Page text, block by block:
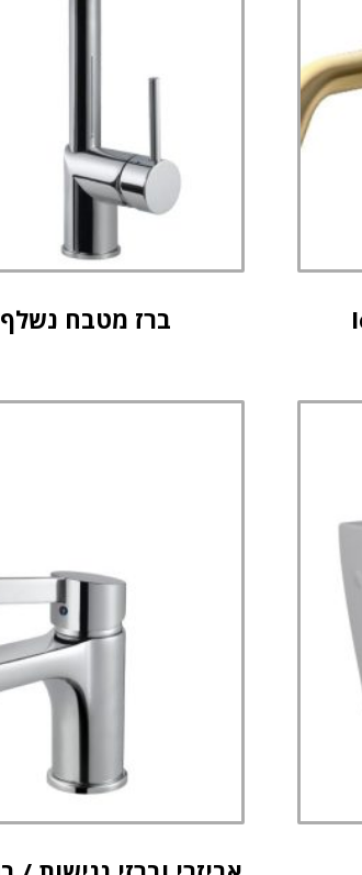
ברז מטבח נשלף Pull Out